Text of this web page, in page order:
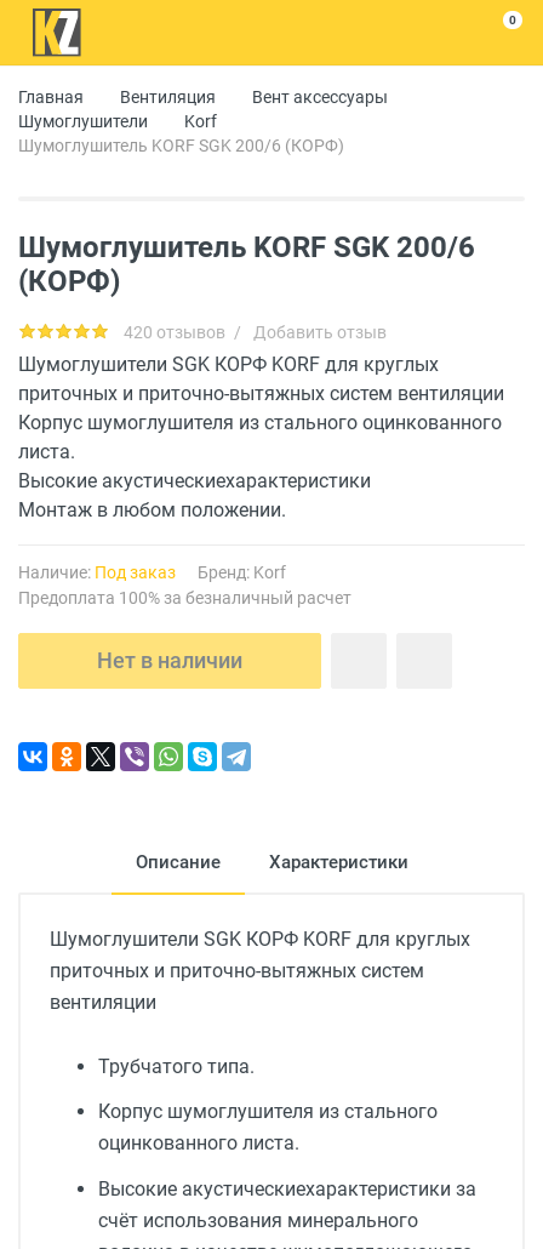
0
Главная Вентиляция
Вент аксессуары
Шумоглушители
Korf
Шумоглушитель KORF SGK 200/6 (КОРФ)
Шумоглушитель KORF SGK 200/6
(КОРФ)
420 отзывов / Добавить отзыв
Шумоглушители SGK КОРФ KORF для круглых
приточных и приточно-вытяжных систем вентиляции
Корпус шумоглушителя из стального оцинкованного
листа.
Высокие акустическиехарактеристики
Монтаж в любом положении.
Наличие: Под заказ Бренд: Korf
Предоплата 100% за безналичный расчет
Нет в наличии
Описание Характеристики
Шумоглушители SGK КОРФ KORF для круглых
приточных и приточно-вытяжных систем
вентиляции
Трубчатого типа.
Корпус шумоглушителя из стального
оцинкованного листа.
Высокие акустическиехарактеристики за
счёт использования минерального